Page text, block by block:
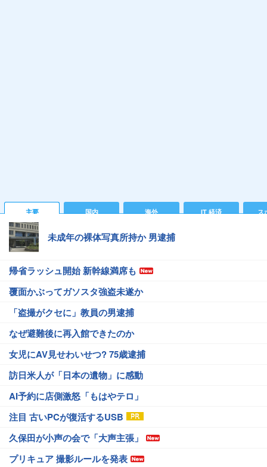
主要 国内 海外 IT 経済 ス
未成年の裸体写真所持か 男逮捕
帰省ラッシュ開始 新幹線満席も
覆面かぶってガソスタ強盗未遂か
「盗撮がクセに」教員の男逮捕
なぜ避難後に再入館できたのか
女児にAV見せわいせつ? 75歳逮捕
訪日米人が「日本の遺物」に感動
AI予約に店側激怒「もはやテロ」
注目 古いPCが復活するUSB
久保田が小声の会で「大声主張」
プリキュア 撮影ルールを発表